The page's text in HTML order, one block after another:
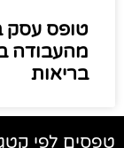
טופס עסק
מהעבודה
בריאות
טפסים לפי